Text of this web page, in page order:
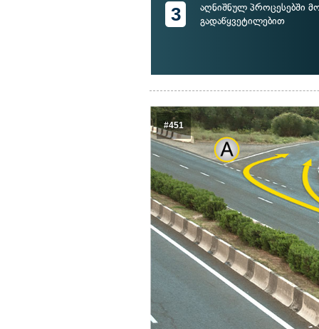
3
აღნიშნულ პროცესებში
გადაწყვეტილებით
#451